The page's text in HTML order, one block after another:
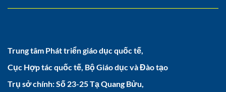
Trung tâm Phát triển giáo dục quốc tế,
Cục Hợp tác quốc tế, Bộ Giáo dục và Đào tạo
Trụ sở chính: Số 23-25 Tạ Quang Bửu,